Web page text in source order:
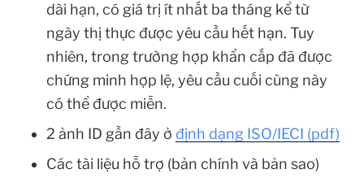
dài hạn, có giá trị ít nhất ba tháng kể từ
ngày thị thực được yêu cầu hết hạn. Tuy
nhiên, trong trường hợp khẩn cấp đã được
chứng minh hợp lệ, yêu cầu cuối cùng này
có thể được miễn.
2 ảnh ID gần đây ở định dạng ISO/IECI (pdf)
Các tài liệu hỗ trợ (bản chính và bản sao)